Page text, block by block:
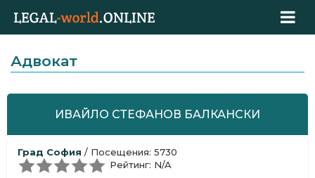
Адвокат
ИВАЙЛО СТЕФАНОВ БАЛКАНСКИ
Град София / Посещения: 5730
Рейтинг: N/A